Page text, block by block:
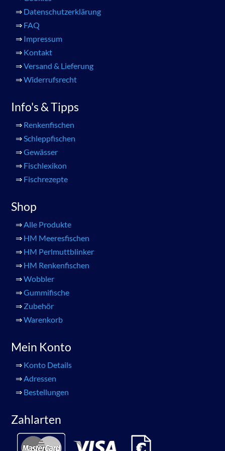
⇒ Datenschutzerklärung
⇒ FAQ
⇒ Impressum
⇒ Kontakt
⇒Versand & Lieferung
⇒Widerrufsrecht
Info's & Tipps
⇒ Renkenfischen
⇒ Schleppfischen
⇒Gewässer
⇒ Fischlexikon
⇒ Fischrezepte
Shop
⇒ Alle Produkte
⇒ HM Meeresfischen
⇒ HM Perlmuttblinker
⇒ HM Renkenfischen
⇒Wobbler
⇒Gummifische
⇒ Zubehör
⇒Warenkorb
Mein Konto
⇒ Konto Details
⇒ Adressen
⇒ Bestellungen
Zahlarten